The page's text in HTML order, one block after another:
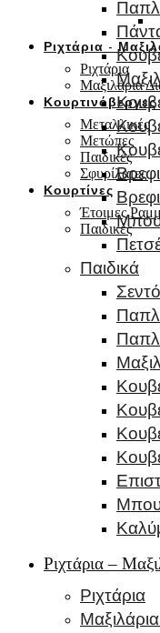
Ριχτάρια -
Ριχτάρια
Μαξιλάρια
Κουρτινόβεργες
Μεταλλικές
Μετώπες
Παιδικές
Σφυρίλατες
Κουρτίνες
Έτοιμες
Παιδικές
Παιδικά
Ριχτάρια –
Ριχτάρια